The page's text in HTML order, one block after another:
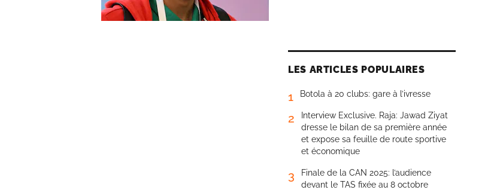
LES ARTICLES POPULAIRES
1 Botola à 20 clubs: gare à l’ivresse
2
Interview Exclusive. Raja: Jawad Ziyat
dresse le bilan de sa première année
et expose sa feuille de route sportive
et économique
3
Finale de la CAN 2025: l’audience
devant le TAS fixée au 8 octobre